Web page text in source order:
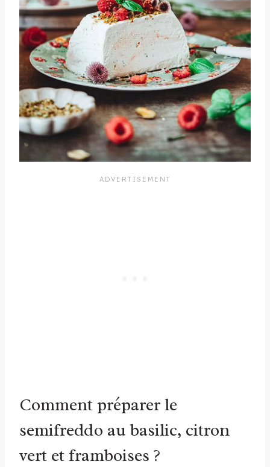
Comment préparer le
semifreddo au basilic, citron
vert et framboises ?